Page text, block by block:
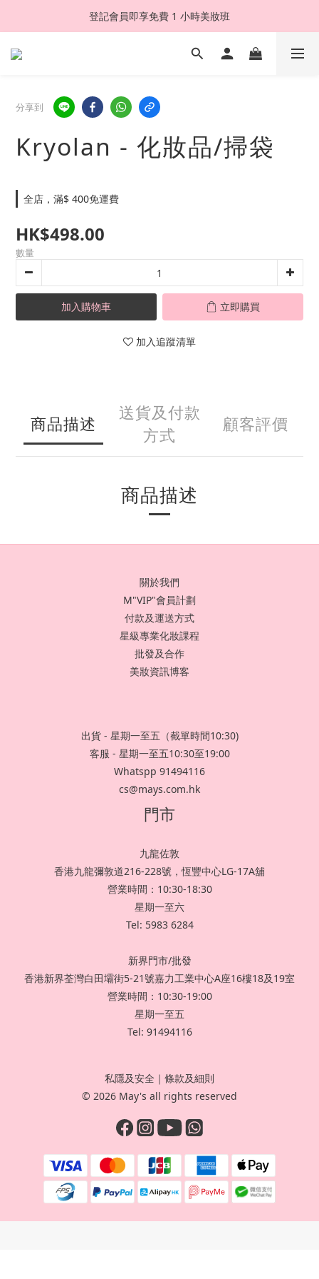
登記會員即享免費 1 小時美妝班
分享到
Kryolan - 化妝品/掃袋
全店，滿$ 400免運費
HK$498.00
數量
加入購物車 立即購買
加入追蹤清單
商品描述
送貨及付款
方式
顧客評價
商品描述
關於我們
M"VIP"會員計劃
付款及運送方式
星級專業化妝課程
批發及合作
美妝資訊博客
出貨 - 星期一至五（截單時間10:30)
客服 - 星期一至五10:30至19:00
Whatspp 91494116
cs@mays.com.hk
門市
九龍佐敦
香港九龍彌敦道216-228號，恆豐中心LG-17A舖
營業時間：10:30-18:30
星期一至六
Tel: 5983 6284
新界門市/批發
香港新界荃灣白田壩街5-21號嘉力工業中心A座16樓18及19室
營業時間：10:30-19:00
星期一至五
Tel: 91494116
私隱及安全 ｜ 條款及細則
© 2026 May's all rights reserved